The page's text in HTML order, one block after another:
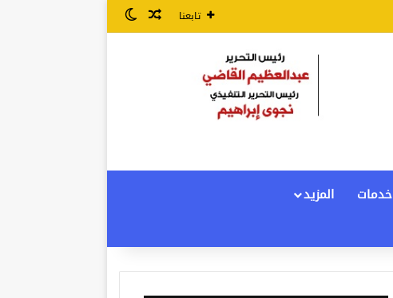
تابعنا مقال عشوائي
الوضع المظلم
خدمات
المزيد